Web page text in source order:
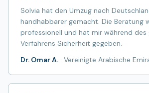
Solvia hat den Umzug nach
handhabbarer gemacht. Die Beratung
professionell und hat mir während des
Verfahrens Sicherheit gegeben.
Dr. Omar A. · Vereinigte Arabische